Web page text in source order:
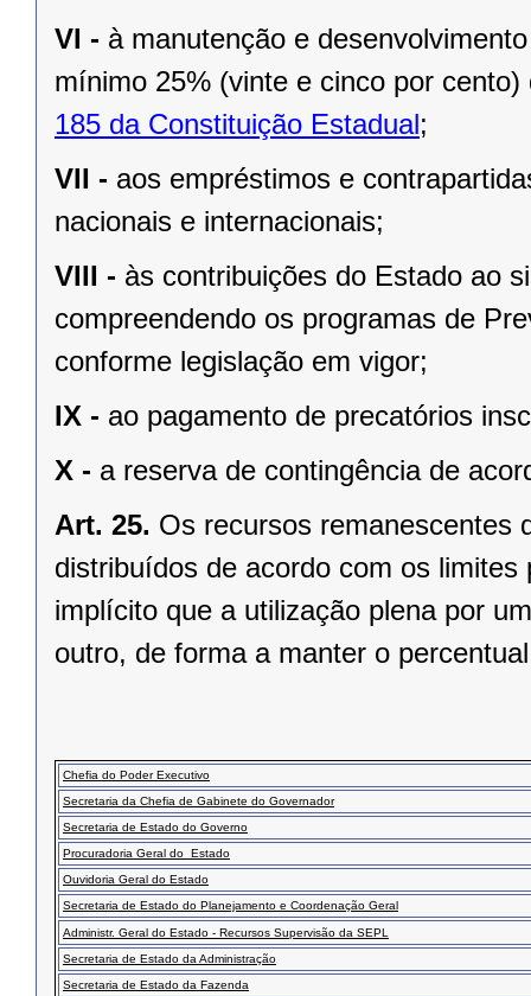
VI - à manutenção e
mínimo 25% (vinte e cinco por
185 da Constituição Estadual;
VII - aos empréstimos e
nacionais e internacionais;
VIII - às contribuições do Estado ao
compreendendo os programas de
conforme legislação em vigor;
IX - ao pagamento de precatórios
X - a reserva de contingência de
Art. 25. Os recursos remanescentes
distribuídos de acordo com os
implícito que a utilização plena por
outro, de forma a manter o
Chefia do Poder Executivo
Secretaria da Chefia de Gabinete do Governador
Secretaria de Estado do Governo
Procuradoria Geral do Estado
Ouvidoria Geral do Estado
Secretaria de Estado do Planejamento e Coordenação Geral
Administr. Geral do Estado - Recursos Supervisão da SEPL
Secretaria de Estado da Administração
Secretaria de Estado da Fazenda